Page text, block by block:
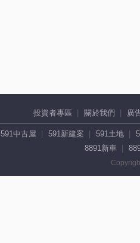
投資者專區 關於我們 廣
591中古屋 591新建案 591土地
8891新車